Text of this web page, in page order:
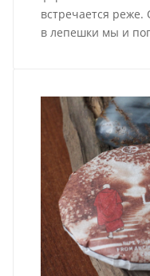
встречается
в лепешки мы и